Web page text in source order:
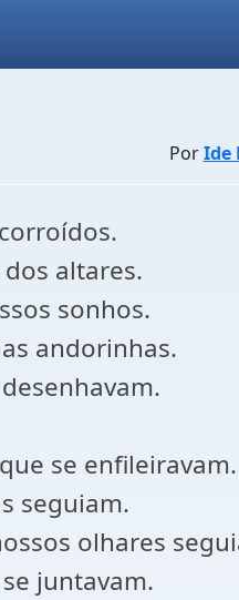
PorIde
altares.
sonhos.
andorinhas.
se enfileiravam.
seguiam.
olhares
juntavam.